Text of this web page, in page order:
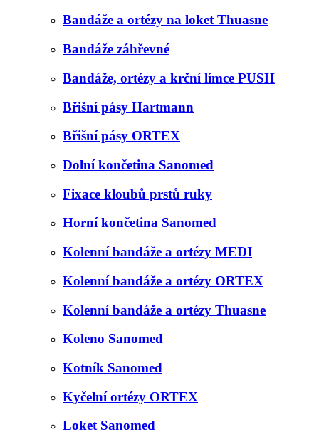
Bandáže a ortézy na loket Thuasne
Bandáže záhřevné
Bandáže, ortézy a krční límce PUSH
Břišní pásy Hartmann
Břišní pásy ORTEX
Dolní končetina Sanomed
Fixace kloubů prstů ruky
Horní končetina Sanomed
Kolenní bandáže a ortézy MEDI
Kolenní bandáže a ortézy ORTEX
Kolenní bandáže a ortézy Thuasne
Koleno Sanomed
Kotník Sanomed
Kyčelní ortézy ORTEX
Loket Sanomed